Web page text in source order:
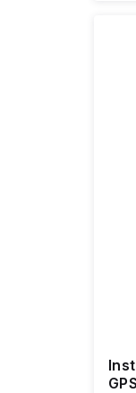
GPS